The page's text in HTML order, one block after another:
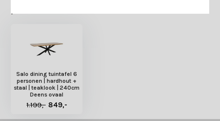
Salo dining tuintafel 6
personen | hardhout +
staal | teaklook | 240cm
Deens ovaal
1.199,- 849,-